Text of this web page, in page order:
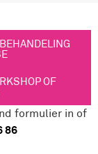
OF
formulier in of
86